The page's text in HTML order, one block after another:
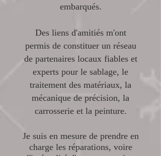
embarqués.
Des liens d'amitiés m'ont
permis de constituer un réseau
de partenaires locaux fiables et
experts pour le sablage, le
traitement des matériaux, la
mécanique de précision, la
carrosserie et la peinture.
Je suis en mesure de prendre en
charge les réparations, voire